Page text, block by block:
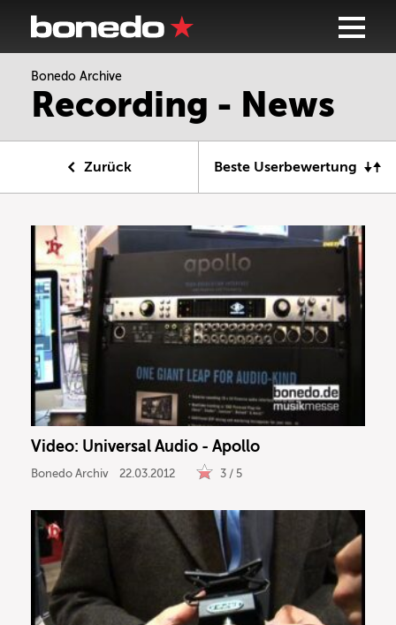
Bonedo Archive
Recording - News
Zurück Beste Userbewertung
Video: Universal Audio - Apollo
Bonedo Archiv 22.03.2012 3 / 5